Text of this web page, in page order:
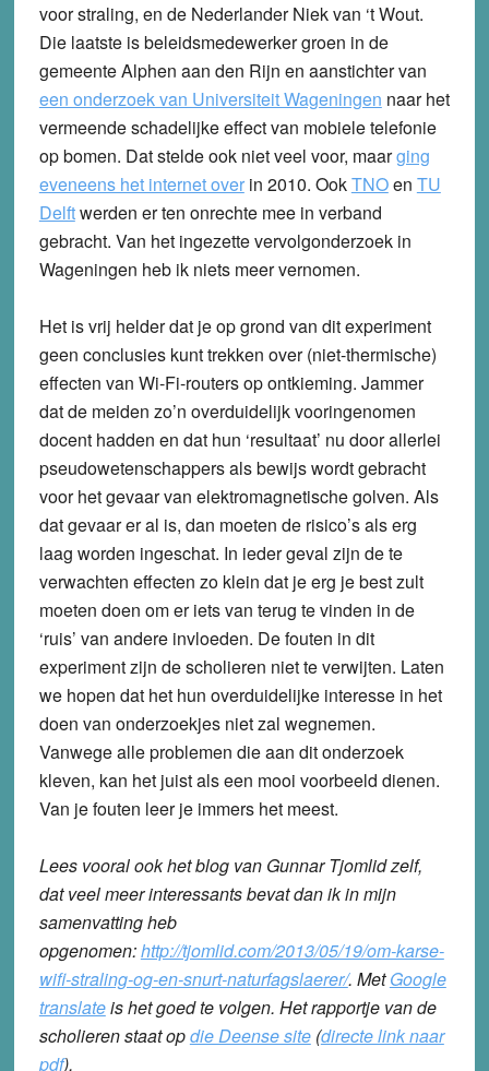
voor straling, en de Nederlander Niek van ‘t Wout.
Die laatste is beleidsmedewerker groen in de
gemeente Alphen aan den Rijn en aanstichter van
een onderzoek van Universiteit Wageningen naar het
vermeende schadelijke effect van mobiele telefonie
op bomen. Dat stelde ook niet veel voor, maarging
eveneens het internet overin 2010. OokTNOen TU
Delftwerden er ten onrechte mee in verband
gebracht. Van het ingezette vervolgonderzoek in
Wageningen heb ik niets meer vernomen.
Het is vrij helder dat je op grond van dit experiment
geen conclusies kunt trekken over (niet-thermische)
effecten van Wi-Fi-routers op ontkieming. Jammer
dat de meiden zo’n overduidelijk vooringenomen
docent hadden en dat hun ‘resultaat’ nu door allerlei
pseudowetenschappers als bewijs wordt gebracht
voor het gevaar van elektromagnetische golven. Als
dat gevaar er al is, dan moeten de risico’s als erg
laag worden ingeschat. In ieder geval zijn de te
verwachten effecten zo klein dat je erg je best zult
moeten doen om er iets van terug te vinden in de
‘ruis’ van andere invloeden. De fouten in dit
experiment zijn de scholieren niet te verwijten. Laten
we hopen dat het hun overduidelijke interesse in het
doen van onderzoekjes niet zal wegnemen.
Vanwege alle problemen die aan dit onderzoek
kleven, kan het juist als een mooi voorbeeld dienen.
Van je fouten leer je immers het meest.
Lees vooral ook het blog van Gunnar Tjomlid zelf,
dat veel meer interessants bevat dan ik in mijn
samenvatting heb
opgenomen:http://tjomlid.com/2013/05/19/om-karse-
wifi-straling-og-en-snurt-naturfagslaerer/. MetGoogle
translateis het goed te volgen. Het rapportje van de
scholieren staat opdie Deense site (directe link naar
pdf).